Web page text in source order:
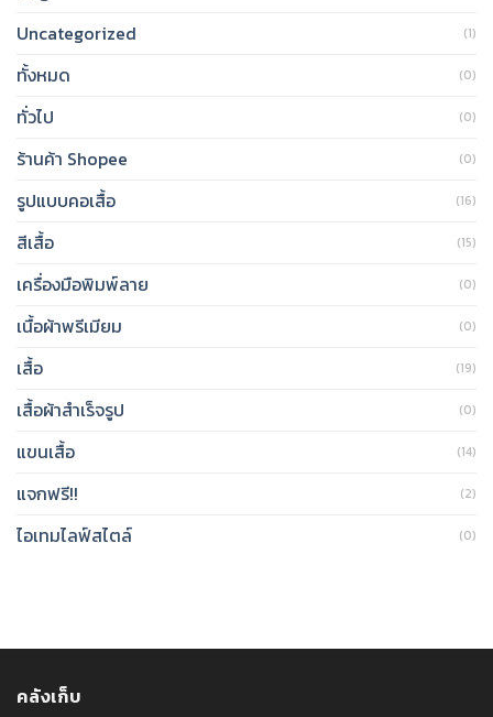
Uncategorized (1)
ทั้งหมด (0)
ทั่วไป (0)
ร้านค้า Shopee (0)
รูปแบบคอเสื้อ (16)
สีเสื้อ (15)
เครื่องมือพิมพ์ลาย (0)
เนื้อผ้าพรีเมียม (0)
เสื้อ (19)
เสื้อผ้าสำเร็จรูป (0)
แขนเสื้อ (14)
แจกฟรี!! (2)
ไอเทมไลฟ์สไตล์ (0)
คลังเก็บ